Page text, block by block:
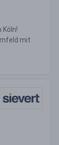
mit